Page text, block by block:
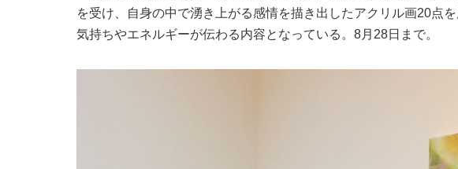
を受け、自身の中で湧き上がる感情を描き出したアクリル画20点
気持ちやエネルギーが伝わる内容となっている。8月28日まで。